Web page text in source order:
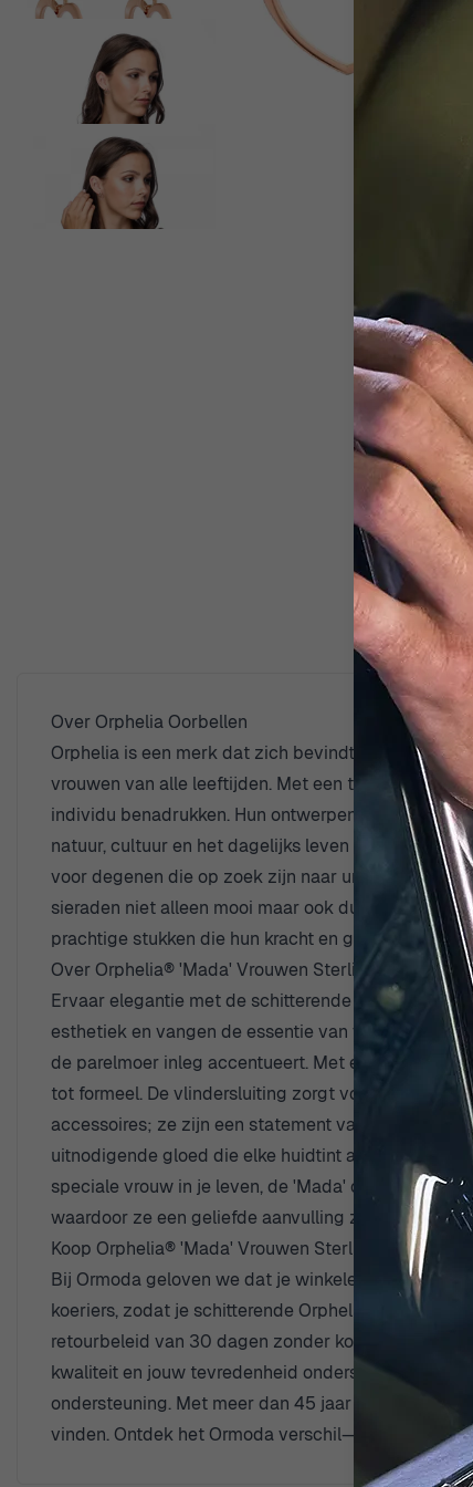
View larger image
View larger image
Over Orphelia Oorbellen
Orphelia is een merk dat zich bevindt op het
vrouwen van alle leeftijden. Met een toewijding
individu benadrukken. Hun ontwerpen
natuur, cultuur en het dagelijks leven van
voor degenen die op zoek zijn naar unieke en
sieraden niet alleen mooi maar ook duurzaam zijn.
prachtige stukken die hun kracht en gratie
Over Orphelia® 'Mada' Vrouwen Sterling Zilveren
Ervaar elegantie met de schitterende Orphelia®
esthetiek en vangen de essentie van vrouwelijke
de parelmoer inleg accentueert. Met een breedte
tot formeel. De vlindersluiting zorgt voor een
accessoires; ze zijn een statement van stijl, gratie
uitnodigende gloed die elke huidtint aanvult. Of je
speciale vrouw in je leven, de 'Mada' oorbellen
waardoor ze een geliefde aanvulling zijn op elke
Koop Orphelia® 'Mada' Vrouwen Sterling Zilveren
Bij Ormoda geloven we dat je winkelervaring net
koeriers, zodat je schitterende Orphelia sieraden
retourbeleid van 30 dagen zonder kosten, dat je
kwaliteit en jouw tevredenheid onderstreept. Heb
ondersteuning. Met meer dan 45 jaar ervaring in
vinden. Ontdek het Ormoda verschil—waar luxe